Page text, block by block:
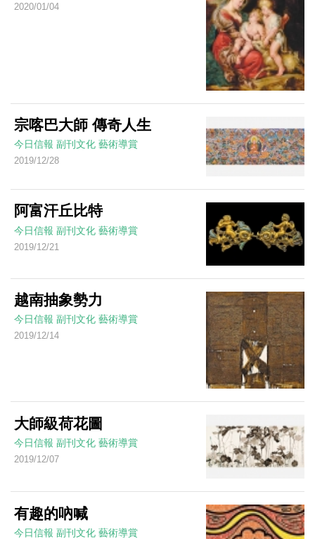
2020/01/04
宗喀巴大師 傳奇人生
今日信報 副刊文化 藝術導賞
2019/12/28
阿富汗丘比特
今日信報 副刊文化 藝術導賞
2019/12/21
越南抽象勢力
今日信報 副刊文化 藝術導賞
2019/12/14
大師級荷花圖
今日信報 副刊文化 藝術導賞
2019/12/07
有趣的吶喊
今日信報 副刊文化 藝術導賞